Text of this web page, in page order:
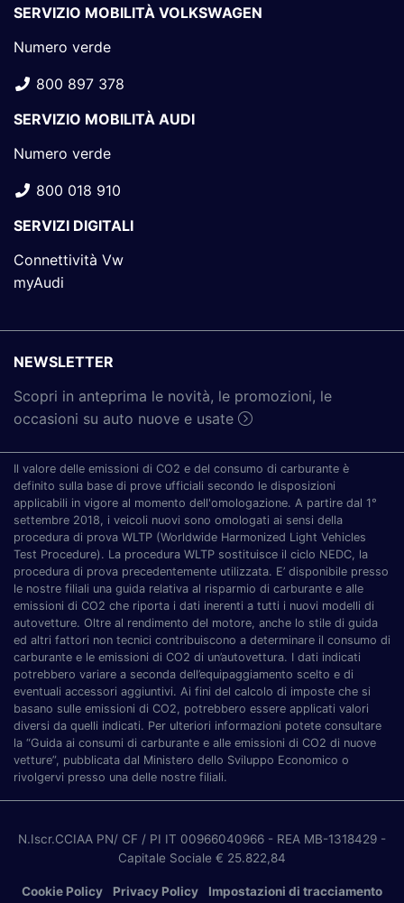
SERVIZIO MOBILITÀ VOLKSWAGEN
Numero verde
800 897 378
SERVIZIO MOBILITÀ AUDI
Numero verde
800 018 910
SERVIZI DIGITALI
Connettività Vw
myAudi
NEWSLETTER
Scopri in anteprima le novità, le promozioni, le
occasioni su auto nuove e usate
Il valore delle emissioni di CO2 e del consumo di carburante è
definito sulla base di prove ufficiali secondo le disposizioni
applicabili in vigore al momento dell'omologazione. A partire dal 1°
settembre 2018, i veicoli nuovi sono omologati ai sensi della
procedura di prova WLTP (Worldwide Harmonized Light Vehicles
Test Procedure). La procedura WLTP sostituisce il ciclo NEDC, la
procedura di prova precedentemente utilizzata. E’ disponibile presso
le nostre filiali una guida relativa al risparmio di carburante e alle
emissioni di CO2 che riporta i dati inerenti a tutti i nuovi modelli di
autovetture. Oltre al rendimento del motore, anche lo stile di guida
ed altri fattori non tecnici contribuiscono a determinare il consumo di
carburante e le emissioni di CO2 di un’autovettura. I dati indicati
potrebbero variare a seconda dell’equipaggiamento scelto e di
eventuali accessori aggiuntivi. Ai fini del calcolo di imposte che si
basano sulle emissioni di CO2, potrebbero essere applicati valori
diversi da quelli indicati. Per ulteriori informazioni potete consultare
la “Guida ai consumi di carburante e alle emissioni di CO2 di nuove
vetture”, pubblicata dal Ministero dello Sviluppo Economico o
rivolgervi presso una delle nostre filiali.
N.Iscr.CCIAA PN/ CF / PI IT 00966040966 - REA MB-1318429 -
Capitale Sociale € 25.822,84
Cookie Policy Privacy Policy Impostazioni di tracciamento